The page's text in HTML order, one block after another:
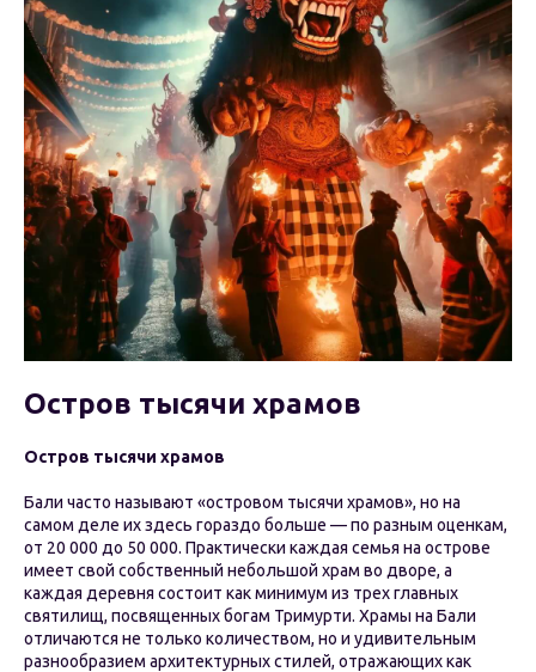
Остров тысячи храмов
Остров тысячи храмов
Бали часто называют «островом тысячи храмов», но на
самом деле их здесь гораздо больше — по разным оценкам,
от 20 000 до 50 000. Практически каждая семья на острове
имеет свой собственный небольшой храм во дворе, а
каждая деревня состоит как минимум из трех главных
святилищ, посвященных богам Тримурти. Храмы на Бали
отличаются не только количеством, но и удивительным
разнообразием архитектурных стилей, отражающих как